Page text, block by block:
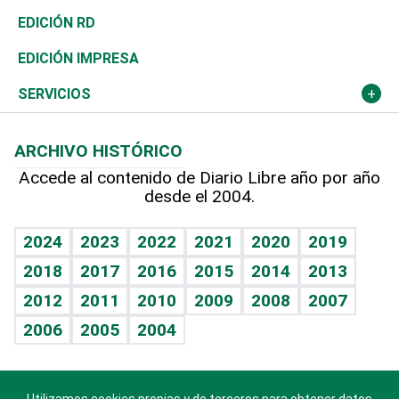
Ocenanía
Caribe
Resto del mundo
Telecom.
Global y variable
Economía personal
Sociales
Novedades
Podcast Arte Libre
Hablando con el pediatra
Vida y familia
Eñe
Celebrando la vida
Sin complejos
En pocas palabras
Tenis
Olimpismo
Más deportes
Línea de hit
TBT Deportivo
El Espía
Noticiero Poteleche
Columnistas
Más firmas
Historia
Martes de tecnología
Cambio climático
Revista
Deportes
Opinión
Hecho en casa
Guía del dinero
EDICIÓN RD
EDICIÓN IMPRESA
SERVICIOS
Cumpleaños
Horóscopos
Crucigramas
ARCHIVO HISTÓRICO
Accede al contenido de Diario Libre año por año
desde el 2004.
2024 2023 2022 2021 2020
2019
2018
2017 2016 2015 2014
2013
2012
2011 2010 2009 2008
2007
2006
2005 2004